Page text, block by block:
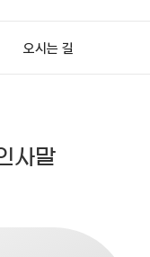
오시는 길
사말